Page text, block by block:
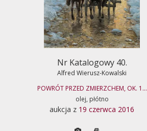
Nr Katalogowy 40.
Alfred Wierusz-Kowalski
POWRÓT PRZED ZMIERZCHEM, OK. 1...
olej, płótno
aukcja z 19 czerwca 2016